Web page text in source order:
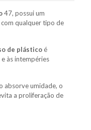
47, possui um
com qualquer tipo de
de plásticoé
às intempéries
absorve umidade, o
a proliferação de